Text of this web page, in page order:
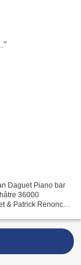
Daguet Piano bar
36000
& Patrick Renoncet